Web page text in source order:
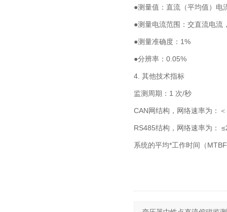
●测量值：直流（平均值）电
●测量电流范围：交直流电流
●测量准确度：1%
●分辨率：0.05%
4. 其他技术指标
监测周期：1 次/秒
CAN网结构，网络速率为：
RS485结构，网络速率为：
系统的平均*工作时间（